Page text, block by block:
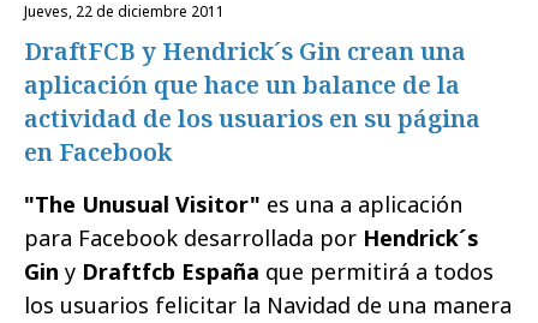
jueves, 22 de diciembre 2011
DraftFCB y Hendrick´s Gin crean una
aplicación que hace un balance de la
actividad de los usuarios en su página
en Facebook
"The Unusual Visitor" es una a aplicación
para Facebook desarrollada por Hendrick´s
Gin y Draftfcb España que permitirá a todos
los usuarios felicitar la Navidad de una manera